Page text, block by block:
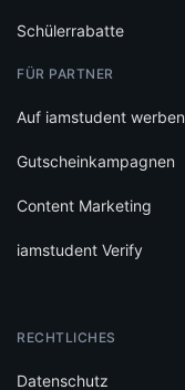
Schülerrabatte
FÜR PARTNER
Auf iamstudent werben
Gutscheinkampagnen
Content Marketing
iamstudent Verify
RECHTLICHES
Datenschutz